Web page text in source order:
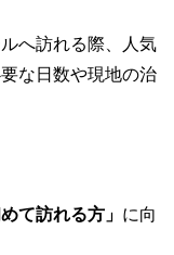
へ訪れる際、人気
な日数や現地の治
て訪れる方」 に向